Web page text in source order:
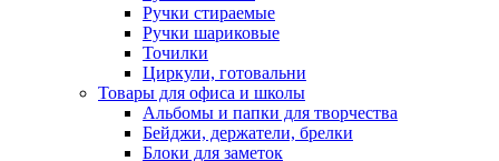
Ручки стираемые
Ручки шариковые
Точилки
Циркули, готовальни
Товары для офиса и школы
Альбомы и папки для творчества
Бейджи, держатели, брелки
Блоки для заметок